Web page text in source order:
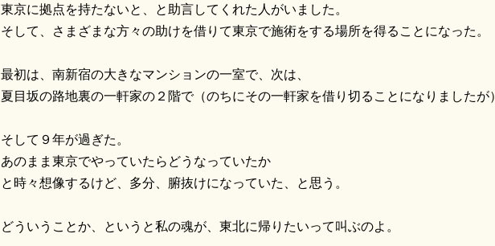
東京に拠点を持たないと、と助言してくれた人がいました。
そして、さまざまな方々の助けを借りて東京で施術をする場所を得ることになった。
最初は、南新宿の大きなマンションの一室で、次は、
夏目坂の路地裏の一軒家の２階で（のちにその一軒家を借り切ることになりましたが）
そして９年が過ぎた。
あのまま東京でやっていたらどうなっていたか
と時々想像するけど、多分、腑抜けになっていた、と思う。
どういうことか、というと私の魂が、東北に帰りたいって叫ぶのよ。